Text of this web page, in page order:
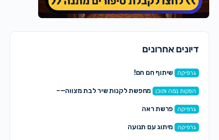
דיונים אחרונים
גרפיקה שיתוף חם חם!
הפקות במה ותוכן מחפשת לקנות שיר לבת מצווה—–
גרפיקה פרשת ראה
גרפיקה מיתוג עם תנועה